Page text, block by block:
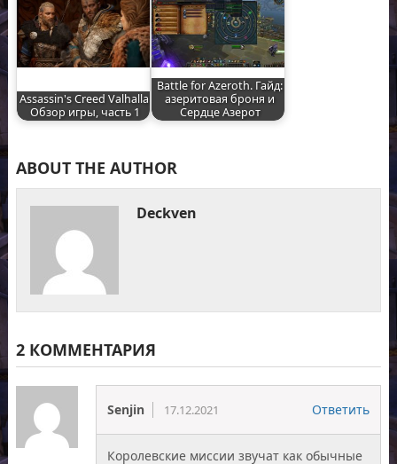
Assassin's Creed Valhalla.
Обзор игры, часть 1
Battle for Azeroth. Гайд:
азеритовая броня и
Сердце Азерот
ABOUT THE AUTHOR
Deckven
2 КОММЕНТАРИЯ
Senjin 17.12.2021 Ответить
Королевские миссии звучат как обычные